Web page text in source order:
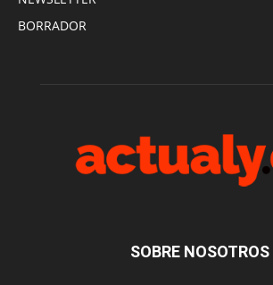
BORRADOR
SOBRE NOSOTROS